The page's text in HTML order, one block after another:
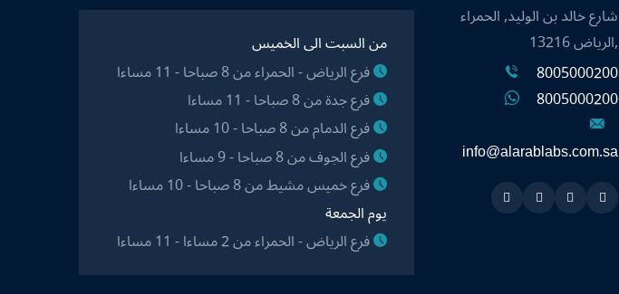
شارع خالد بن الوليد, الحمراء
,الرياض 13216
8005000200
8005000200
info@alarablabs.com.sa
Snapchat
Twitter
Linkedin
Instagram
من السبت الى الخميس
فرع الرياض - الحمراء من 8 صباحا - 11 مساءا
فرع جدة من 8 صباحا - 11 مساءا
فرع الدمام من 8 صباحا - 10 مساءا
فرع الجوف من 8 صباحا - 9 مساءا
فرع خميس مشيط من 8 صباحا - 10 مساءا
يوم الجمعة
فرع الرياض - الحمراء من 2 مساءا - 11 مساءا